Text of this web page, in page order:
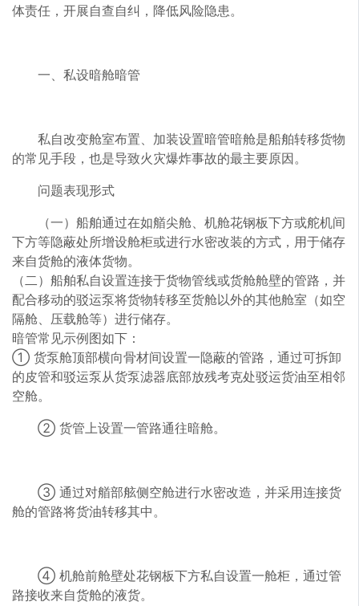
体责任，开展自查自纠，降低风险隐患。
一、私设暗舱暗管
私自改变舱室布置、加装设置暗管暗舱是船舶转移货物
的常见手段，也是导致火灾爆炸事故的最主要原因。
问题表现形式
（一）船舶通过在如艏尖舱、机舱花钢板下方或舵机间
下方等隐蔽处所增设舱柜或进行水密改装的方式，用于储存
来自货舱的液体货物。
（二）船舶私自设置连接于货物管线或货舱舱壁的管路，并
配合移动的驳运泵将货物转移至货舱以外的其他舱室（如空
隔舱、压载舱等）进行储存。
暗管常见示例图如下：
① 货泵舱顶部横向骨材间设置一隐蔽的管路，通过可拆卸
的皮管和驳运泵从货泵滤器底部放残考克处驳运货油至相邻
空舱。
② 货管上设置一管路通往暗舱。
③ 通过对艏部舷侧空舱进行水密改造，并采用连接货
舱的管路将货油转移其中。
④ 机舱前舱壁处花钢板下方私自设置一舱柜，通过管
路接收来自货舱的液货。